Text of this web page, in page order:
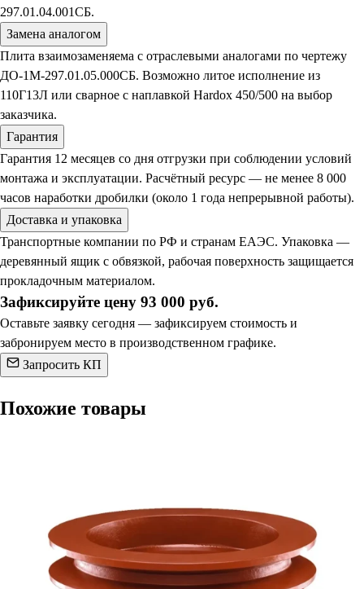
297.01.04.001СБ.
Замена аналогом
Плита взаимозаменяема с отраслевыми аналогами по чертежу
ДО-1М-297.01.05.000СБ. Возможно литое исполнение из
110Г13Л или сварное с наплавкой Hardox 450/500 на выбор
заказчика.
Гарантия
Гарантия 12 месяцев со дня отгрузки при соблюдении условий
монтажа и эксплуатации. Расчётный ресурс — не менее 8 000
часов наработки дробилки (около 1 года непрерывной работы).
Доставка и упаковка
Транспортные компании по РФ и странам ЕАЭС. Упаковка —
деревянный ящик с обвязкой, рабочая поверхность защищается
прокладочным материалом.
Зафиксируйте цену 93 000 руб.
Оставьте заявку сегодня — зафиксируем стоимость и
забронируем место в производственном графике.
Запросить КП
Похожие товары